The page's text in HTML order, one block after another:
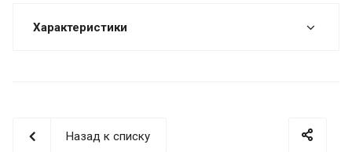
Характеристики
Назад к списку